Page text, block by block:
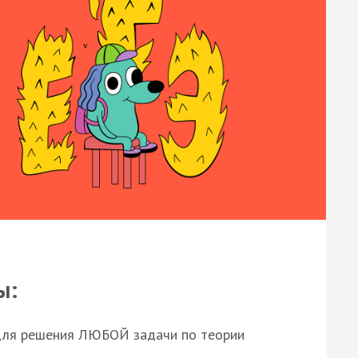
решения ЛЮБОЙ задачи по теории